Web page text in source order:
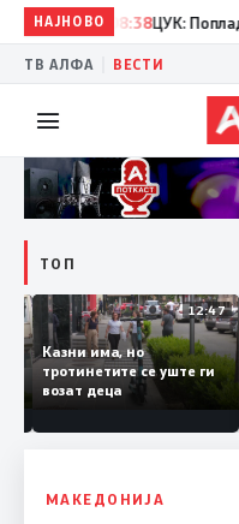
НАЈНОВО
08:38 ЦУК:
ТВ АЛФА ВЕСТИ
ТОП
12:50
и
Казни има, но
тротинетите се уште ги
возат деца
МАКЕДОНИЈА